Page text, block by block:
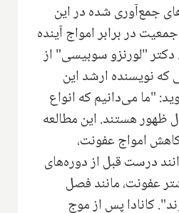
جمع‌آوری شده در این
در برابر امواج آینده
دکتر "لورنزو سوبیسی" از
نویسنده ارشد این
"ما می‌دانیم که انواع
ظهور هستند. این مطالعه
امواج عفونت،
درست قبل از دوره‌های
عفونت، مانند فصل
کانادا پس از موج